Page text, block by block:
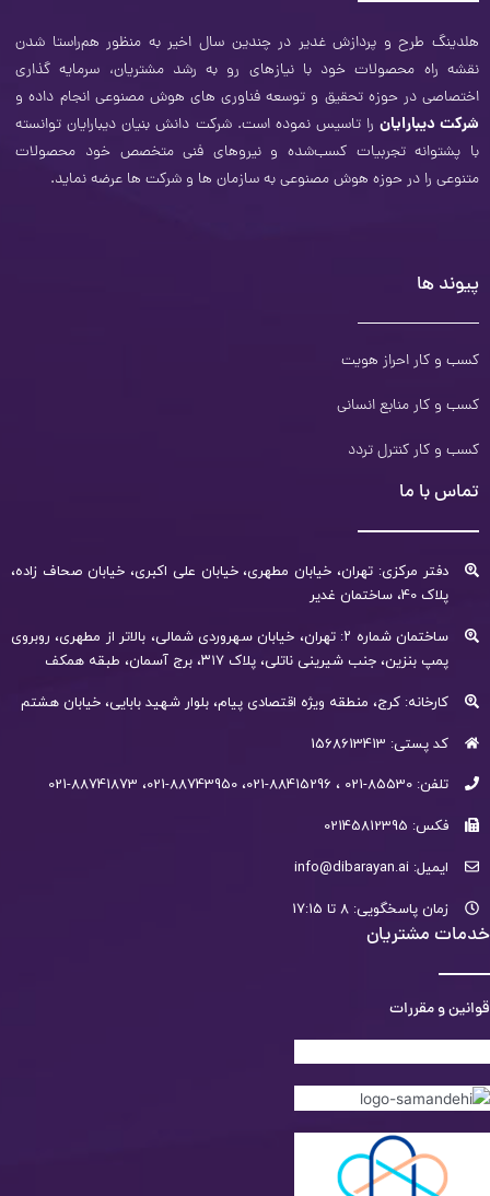
هلدینگ طرح و‌ پردازش غدیر در چندین سال اخیر به منظور هم‌راستا شدن
نقشه راه محصولات خود با نیازهای رو به رشد مشتریان، سرمایه ‌گذاری
اختصاصی در حوزه تحقیق و توسعه فناوری­ های هوش مصنوعی انجام داده و
شرکت دیبارایان را تاسیس نموده است. شرکت دانش بنیان دیبارایان توانسته
با پشتوانه تجربیات کسب‌شده و نیروهای فنی متخصص خود محصولات
متنوعی را در حوزه هوش مصنوعی به سازمان‌ ها و شرکت ­ها عرضه نماید.
پیوند ها
کسب و کار احراز هویت
کسب و کار منابع انسانی
کسب و کار کنترل تردد
تماس با ما
دفتر مرکزی: تهران، خیابان مطهری، خیابان علی اکبری، خیابان صحاف زاده،
پلاک 40، ساختمان غدیر
ساختمان شماره ۲: تهران، خیابان سهروردی شمالی، بالاتر از مطهری، روبروی
پمپ بنزین، جنب شیرینی ناتلی، پلاک ۳۱۷، برج آسمان، طبقه همکف
کارخانه: کرج، منطقه ویژه اقتصادی پیام، بلوار شهید بابایی، خیابان هشتم
کد پستی: 1568613413
تلفن: 85530-021 ، 88415296-021، 88743950-021، 88741873-021
فکس: 02145812395
ایمیل: info@dibarayan.ai
زمان پاسخگویی: 8 تا 17:15
خدمات مشتریان
قوانین و مقررات